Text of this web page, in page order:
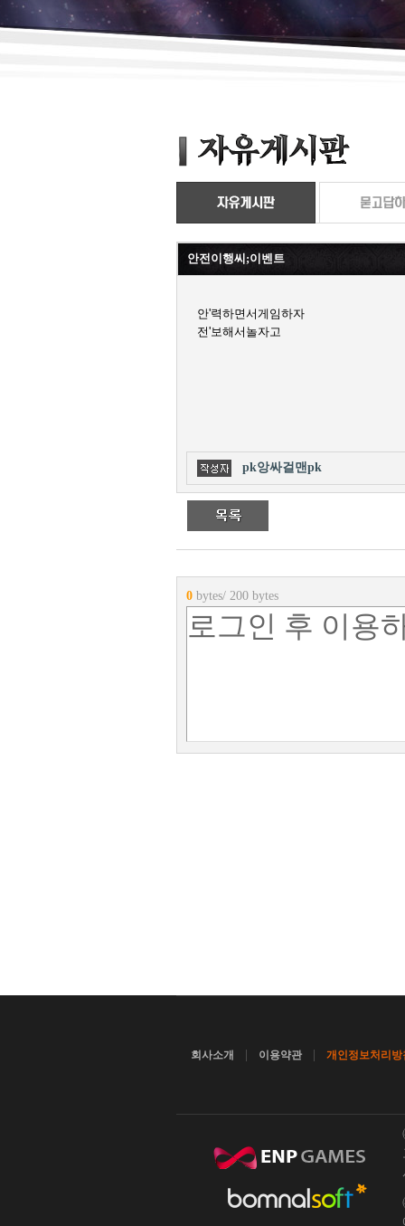
안전이행씨;이벤트
안'력하면서게임하자
전'보해서놀자고
pk앙싸걸맨pk
0 bytes/ 200 bytes
회사소개 이용약관 개인정보처리방